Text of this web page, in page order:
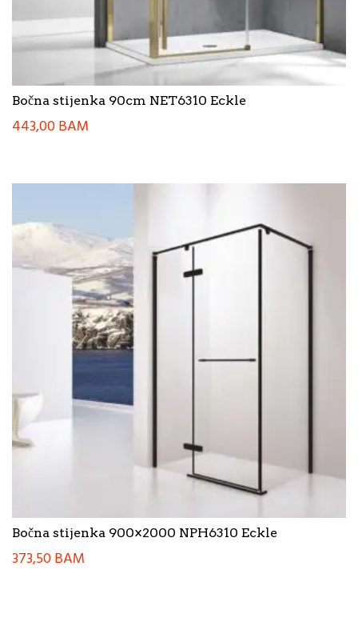
Bočna stijenka 90cm NET6310 Eckle
443,00BAM
Bočna stijenka 900×2000 NPH6310 Eckle
373,50BAM